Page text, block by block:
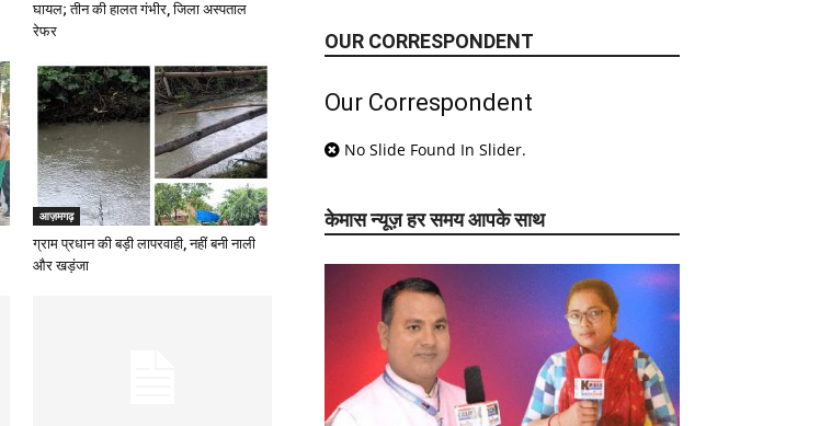
घायल; तीन की हालत गंभीर, जिला अस्पताल
रेफर
आज़मगढ़
ग्राम प्रधान की बड़ी लापरवाही, नहीं बनी नाली
और खड़ंजा
OUR CORRESPONDENT
Our Correspondent
No Slide Found In Slider.
केमास न्यूज़ हर समय आपके साथ